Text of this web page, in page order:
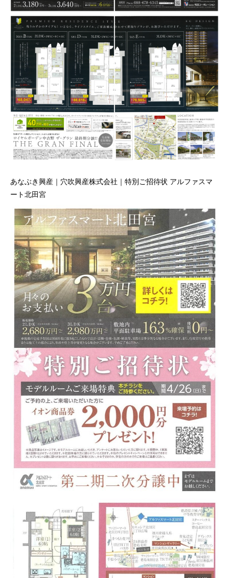
あなぶき興産｜穴吹興産株式会社｜特別ご招待状 アルファスマ
ート北田宮